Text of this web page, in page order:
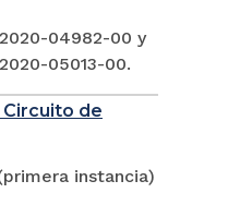
2020-04982-00 y
05013-00.
de
instancia)